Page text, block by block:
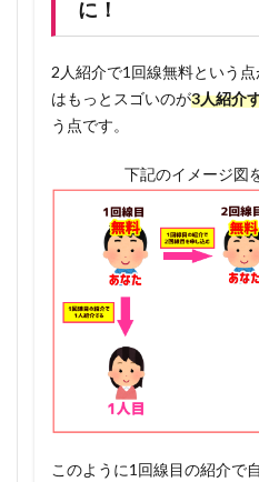
差し上
げま
す！✨
1.7.2
特典受
用公式
に！
2人紹介で1回線無料という
はもっとスゴいのが3人紹介
う点です。
下記のイメージ図
このように1回線目の紹介で